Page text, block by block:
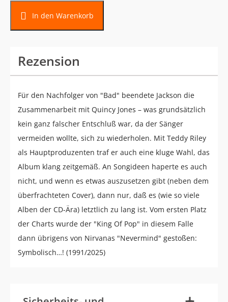
In den Warenkorb
Rezension
Für den Nachfolger von "Bad" beendete Jackson die
Zusammenarbeit mit Quincy Jones – was grundsätzlich
kein ganz falscher Entschluß war, da der Sänger
vermeiden wollte, sich zu wiederholen. Mit Teddy Riley
als Hauptproduzenten traf er auch eine kluge Wahl, das
Album klang zeitgemäß. An Songideen haperte es auch
nicht, und wenn es etwas auszusetzen gibt (neben dem
überfrachteten Cover), dann nur, daß es (wie so viele
Alben der CD-Ära) letztlich zu lang ist. Vom ersten Platz
der Charts wurde der "King Of Pop" in diesem Falle
dann übrigens von Nirvanas "Nevermind" gestoßen:
Symbolisch…! (1991/2025)